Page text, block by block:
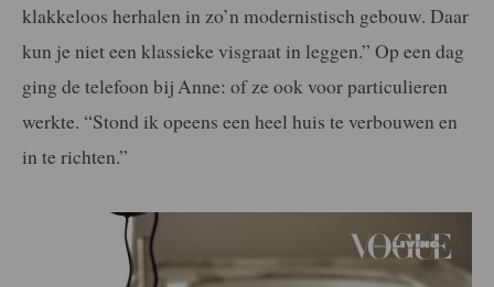
klakkeloos herhalen in zo’n modernistisch gebouw. Daar
kun je niet een klassieke visgraat in leggen.” Op een dag
ging de telefoon bij Anne: of ze ook voor particulieren
werkte. “Stond ik opeens een heel huis te verbouwen en
in te richten.”